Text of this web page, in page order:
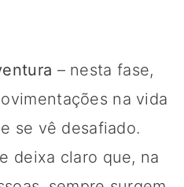
– nesta fase,
na vida
se vê desafiado.
deixa claro que, na